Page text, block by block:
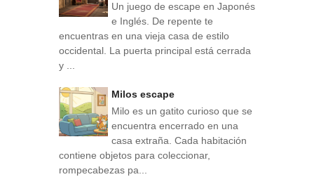
Un juego de escape en Japonés
e Inglés. De repente te
encuentras en una vieja casa de estilo
occidental. La puerta principal está cerrada
y ...
Milos escape
Milo es un gatito curioso que se
encuentra encerrado en una
casa extraña. Cada habitación
contiene objetos para coleccionar,
rompecabezas pa...